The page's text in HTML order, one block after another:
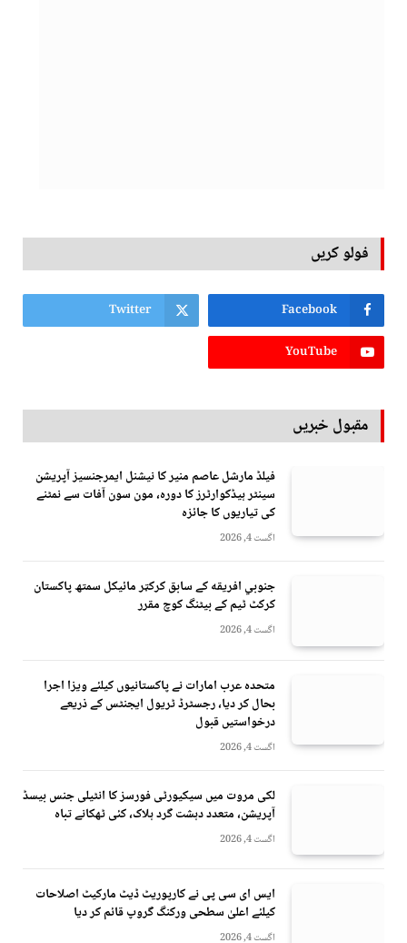
فولو کریں
Facebook
Twitter
YouTube
مقبول خبریں
فیلڈ مارشل عاصم منیر کا نیشنل ایمرجنسیز آپریشن
سینٹر ہیڈکوارٹرز کا دورہ، مون سون آفات سے نمٹنے
کی تیاریوں کا جائزہ
اگست 4, 2026
جنوبي افريقه کے سابق کرکټر مائیکل سمتھ پاکستان
کرکٹ ٹیم کے بیٹنگ کوچ مقرر
اگست 4, 2026
متحدہ عرب امارات نے پاکستانیوں کیلئے ویزا اجرا
بحال کر دیا، رجسٹرڈ ٹریول ایجنٹس کے ذریعے
درخواستیں قبول
اگست 4, 2026
لکی مروت میں سیکیورٹی فورسز کا انٹیلی جنس بیسڈ
آپریشن، متعدد دہشت گرد ہلاک، کئی ٹھکانے تباہ
اگست 4, 2026
ایس ای سی پی نے کارپوریٹ ڈیٹ مارکیٹ اصلاحات
کیلئے اعلیٰ سطحی ورکنگ گروپ قائم کر دیا
اگست 4, 2026